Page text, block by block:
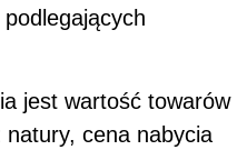
jest wartość towarów
natury, cena nabycia